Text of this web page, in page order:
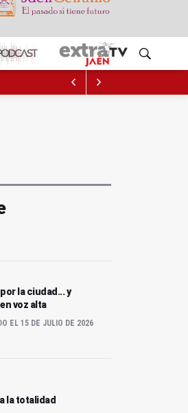
la ciudad... y
voz alta
EL 15 DE JULIO DE 2026
la totalidad